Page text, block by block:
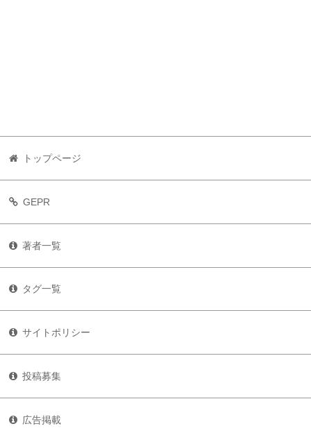
トップページ
GEPR
著者一覧
タグ一覧
サイトポリシー
投稿募集
広告掲載